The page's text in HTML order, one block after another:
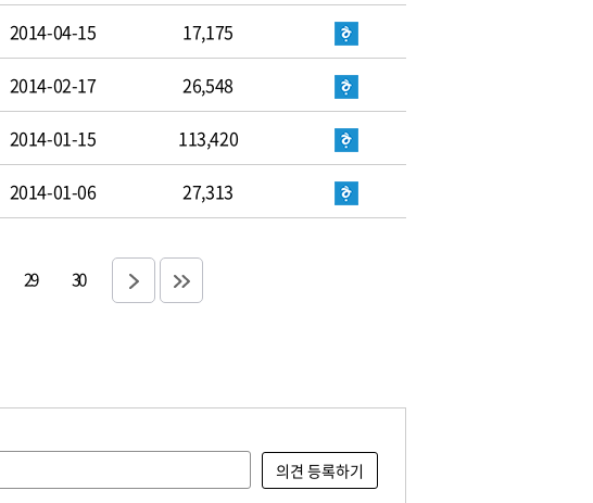
2014-04-15 17,175
2014-02-17 26,548
2014-01-15 113,420
2014-01-06 27,313
29 30